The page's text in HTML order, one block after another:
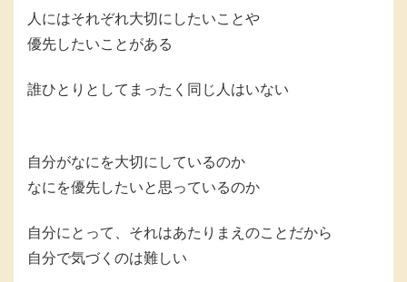
人にはそれぞれ大切にしたいことや
優先したいことがある
誰ひとりとしてまったく同じ人はいない
自分がなにを大切にしているのか
なにを優先したいと思っているのか
自分にとって、それはあたりまえのことだから
自分で気づくのは難しい